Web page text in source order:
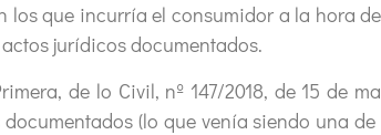
los que incurría el consumidor a la hora
jurídicos documentados.
de lo Civil, nº 147/2018, de 15 de
(lo que venía siendo una